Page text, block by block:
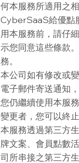
何本服務所適用之
CyberSaaS給優點
用本服務前，請仔
示您同意這些條款
務。
本公司如有修改或
電子郵件寄送通知
您仍繼續使用本服
變更者，您可以終
本服務透過第三方
牌文案、會員點數
司所串接之第三方